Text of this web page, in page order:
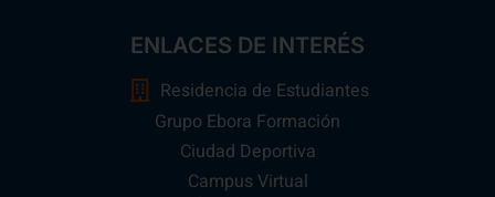
ENLACES DE INTERÉS
Residencia de Estudiantes
Grupo Ebora Formación
Ciudad Deportiva
Campus Virtual